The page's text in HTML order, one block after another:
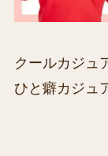
クールカジュ
ひと癖カジュ